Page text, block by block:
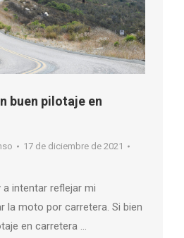
buen pilotaje en
17 de diciembre de 2021
intentar reflejar mi
la moto por carretera. Si bien
en carretera …